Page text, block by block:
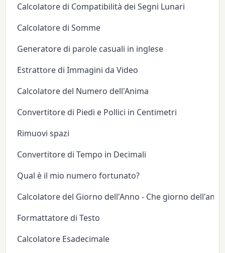
Calcolatore di Compatibilità dei Segni Lunari
Calcolatore di Somme
Generatore di parole casuali in inglese
Estrattore di Immagini da Video
Calcolatore del Numero dell'Anima
Convertitore di Piedi e Pollici in Centimetri
Rimuovi spazi
Convertitore di Tempo in Decimali
Qual è il mio numero fortunato?
Calcolatore del Giorno dell'Anno - Che giorno
Formattatore di Testo
Calcolatore Esadecimale